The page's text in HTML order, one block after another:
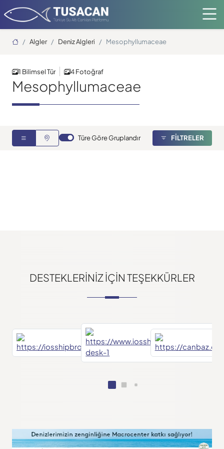
Ana Sayfa
Algler Deniz Algleri Mesophyllumaceae
1 Bilimsel Tür 4 Fotoğraf
Mesophyllumaceae
Türe Göre Gruplandır FİLTRELER
Kırmızı Alg
DESTEKLERINIZ IÇIN TEŞEKKÜRLER